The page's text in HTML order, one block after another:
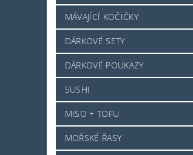
SLADKOSTI A POCHUTINY
JAPONSKÉ NÁDOBÍ
PRO ZVÍŘÁTKA - NOVINKA
NAPIŠTE NÁM
MÁVAJÍCÍ KOČIČKY
DÁRKOVÉ SETY
DÁRKOVÉ POUKAZY
SUSHI
MISO + TOFU
MOŘSKÉ ŘASY